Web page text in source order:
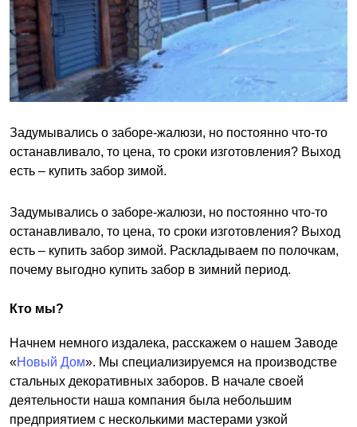
Задумывались о заборе-жалюзи, но постоянно что-то
останавливало, то цена, то сроки изготовления? Выход
есть – купить забор зимой.
Задумывались о заборе-жалюзи, но постоянно что-то
останавливало, то цена, то сроки изготовления? Выход
есть – купить забор зимой. Раскладываем по полочкам,
почему выгодно купить забор в зимний период.
Кто мы?
Начнем немного издалека, расскажем о нашем Заводе
«Новый Дом». Мы специализируемся на производстве
стальных декоративных заборов. В начале своей
деятельности наша компания была небольшим
предприятием с несколькими мастерами узкой